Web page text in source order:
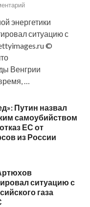
энергетики
ситуацию с
©
Венгрии
…
Путин назвал
самоубийством
ЕС от
из России
ситуацию с
газа